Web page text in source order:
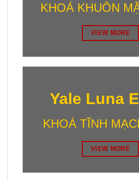
KHOÁ KHUÔN
VIEW MORE
Yale Luna
KHOÁ TĨNH
VIEW MORE